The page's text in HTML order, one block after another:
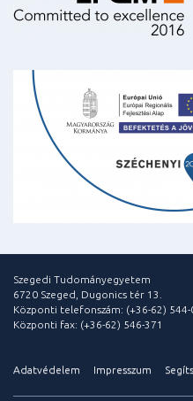
Szegedi Tudományegyetem
6720 Szeged, Dugonics tér 13.
Központi telefonszám: (+36-62) 544-
Központi fax: (+36-62) 546-371
Adatvédelem Impresszum